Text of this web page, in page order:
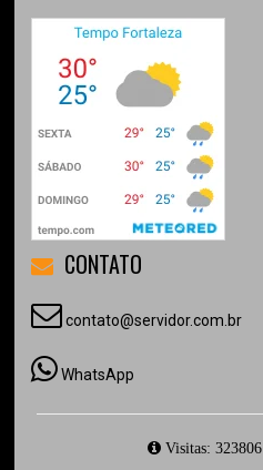
CONTATO
contato@servidor.com.br
WhatsApp
Visitas: 323806